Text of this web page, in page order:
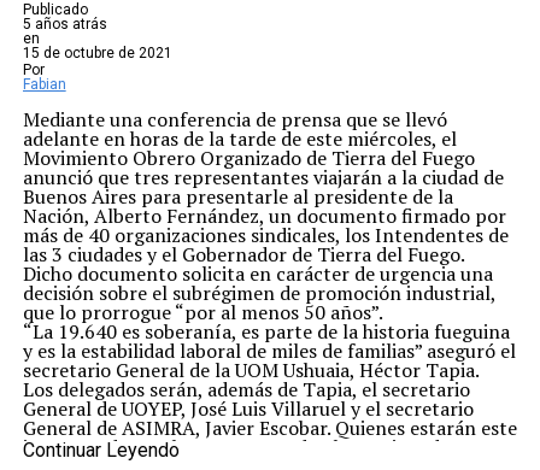
Publicado
5 años atrás
en
15 de octubre de 2021
Por
Fabian
Mediante una conferencia de prensa que se llevó
adelante en horas de la tarde de este miércoles, el
Movimiento Obrero Organizado de Tierra del Fuego
anunció que tres representantes viajarán a la ciudad de
Buenos Aires para presentarle al presidente de la
Nación, Alberto Fernández, un documento firmado por
más de 40 organizaciones sindicales, los Intendentes de
las 3 ciudades y el Gobernador de Tierra del Fuego.
Dicho documento solicita en carácter de urgencia una
decisión sobre el subrégimen de promoción industrial,
que lo prorrogue “por al menos 50 años”.
“La 19.640 es soberanía, es parte de la historia fueguina
y es la estabilidad laboral de miles de familias” aseguró el
secretario General de la UOM Ushuaia, Héctor Tapia.
Los delegados serán, además de Tapia, el secretario
General de UOYEP, José Luis Villaruel y el secretario
General de ASIMRA, Javier Escobar. Quienes estarán este
jueves 14 de octubre presentando el mencionado
Continuar Leyendo